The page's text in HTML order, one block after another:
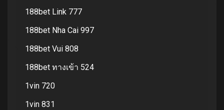
188bet Link 777
188bet Nha Cai 997
188bet Vui 808
188bet ทางเข้า 524
1vin 720
1vin 831